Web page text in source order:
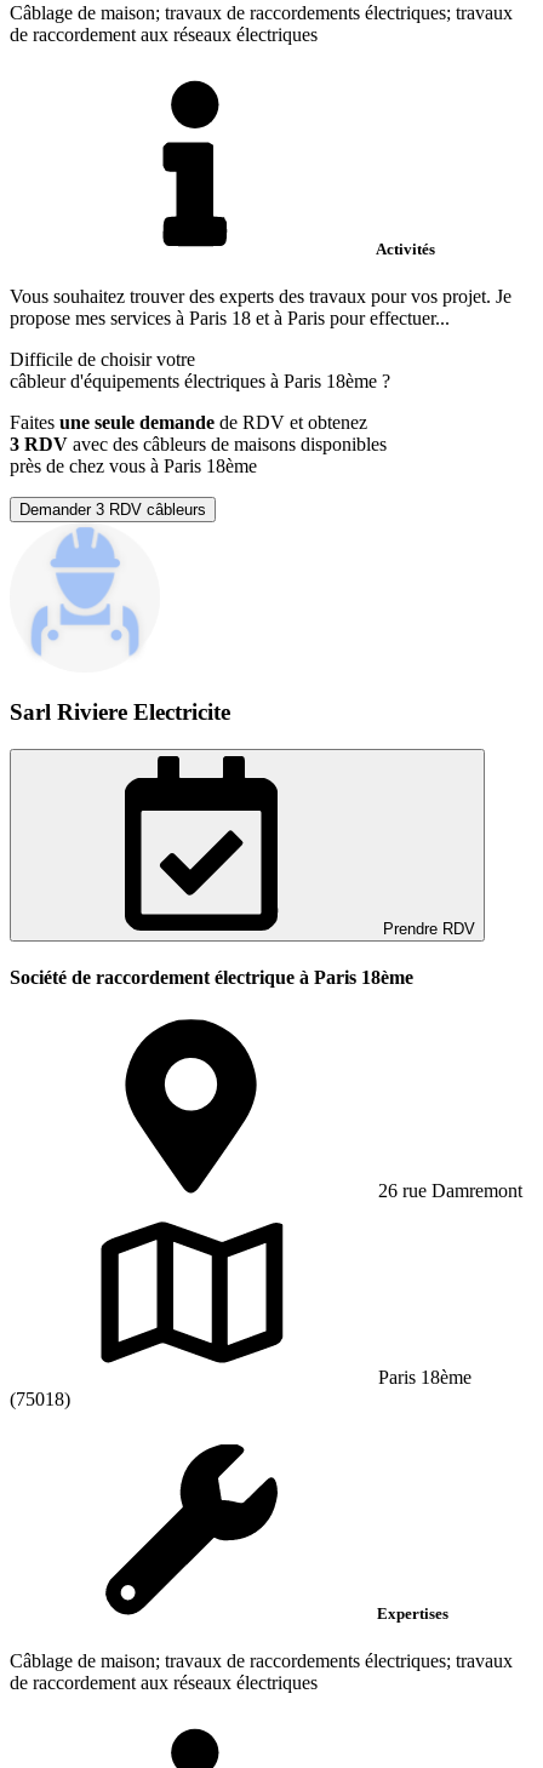
Câblage de maison; travaux de raccordements électriques; travaux
de raccordement aux réseaux électriques
Activités
Vous souhaitez trouver des experts des travaux pour vos projet. Je
propose mes services à Paris 18 et à Paris pour effectuer...
Difficile de choisir votre
câbleur d'équipements électriques à Paris 18ème ?
Faites une seule demande de RDV et obtenez
3 RDV avec des câbleurs de maisons disponibles
près de chez vous à Paris 18ème
Demander 3 RDV câbleurs
Sarl Riviere Electricite
Prendre RDV
Société de raccordement électrique à Paris 18ème
26 rue Damremont
Paris 18ème
(75018)
Expertises
Câblage de maison; travaux de raccordements électriques; travaux
de raccordement aux réseaux électriques